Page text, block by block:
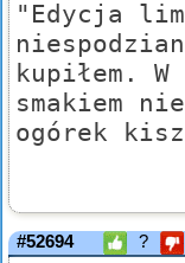
"Edycja
kupiłem.
smakiem
ogórek
#52694 ?